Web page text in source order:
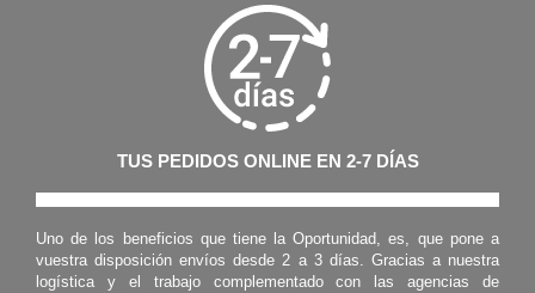
TUS PEDIDOS ONLINE EN 2-7 DÍAS
Uno de los beneficios que tiene la Oportunidad, es, que pone a
vuestra disposición envíos desde 2 a 3 días. Gracias a nuestra
logística y el trabajo complementado con las agencias de